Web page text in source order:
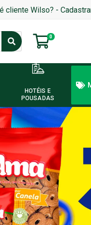
cliente Wilso? -
0
HOTÉIS E
POUSADAS